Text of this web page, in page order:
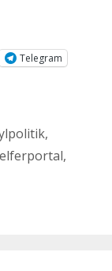
Telegram
,
,